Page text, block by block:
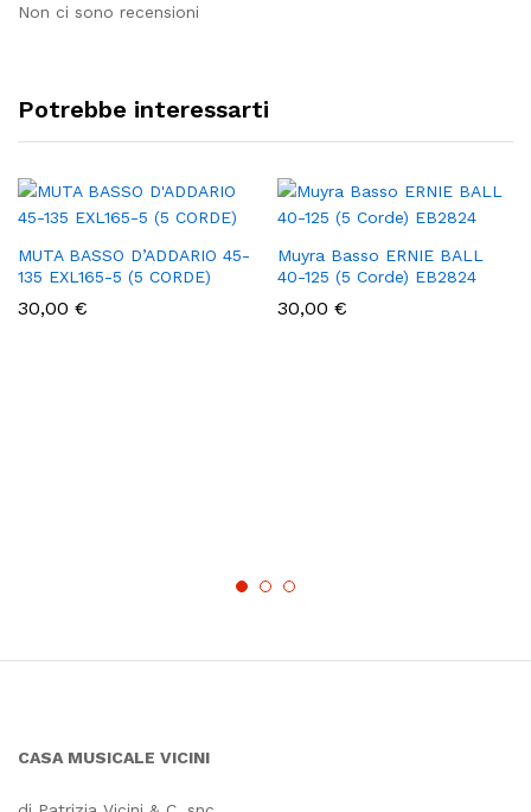
Non ci sono recensioni
Potrebbe interessarti
MUTA BASSO D’ADDARIO 45-
135 EXL165-5 (5 CORDE)
30,00 €
Muyra Basso ERNIE BALL
40-125 (5 Corde) EB2824
30,00 €
CASA MUSICALE VICINI